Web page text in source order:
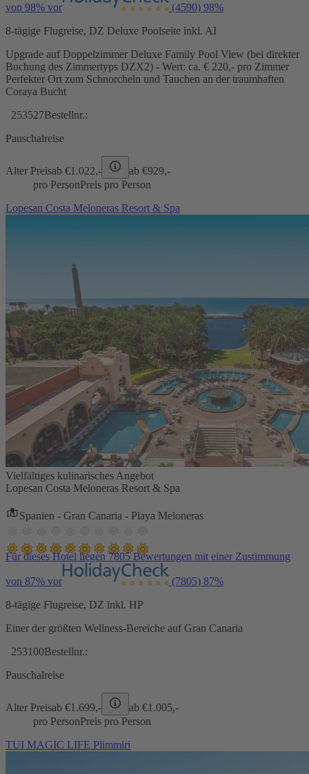
von 98% vor (4590) 98%
8-tägige Flugreise, DZ Deluxe Poolseite inkl. AI
Upgrade auf Doppelzimmer Deluxe Family Pool View (bei direkter
Buchung des Zimmertyps DZX2) - Wert: ca. € 220,- pro Zimmer
Perfekter Ort zum Schnorcheln und Tauchen an der traumhaften
Coraya Bucht
253527Bestellnr.:
Pauschalreise
Alter Preisab €1.022,- ab €929,-
pro PersonPreis pro Person
Lopesan Costa Meloneras Resort & Spa
Vielfältiges kulinarisches Angebot
Lopesan Costa Meloneras Resort & Spa
Spanien - Gran Canaria - Playa Meloneras
Für dieses Hotel liegen 7805 Bewertungen mit einer Zustimmung
von 87% vor (7805) 87%
8-tägige Flugreise, DZ inkl. HP
Einer der größten Wellness-Bereiche auf Gran Canaria
253100Bestellnr.:
Pauschalreise
Alter Preisab €1.699,- ab €1.005,-
pro PersonPreis pro Person
TUI MAGIC LIFE Plimmiri